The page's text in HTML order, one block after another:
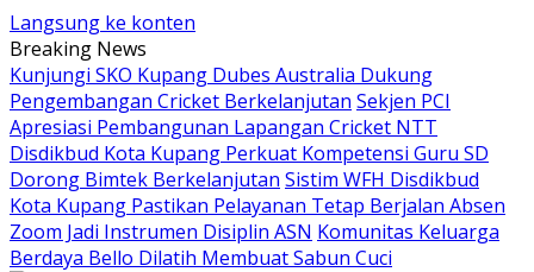
Langsung ke konten
Breaking News
Kunjungi SKO Kupang Dubes Australia Dukung
Pengembangan Cricket Berkelanjutan Sekjen PCI
Apresiasi Pembangunan Lapangan Cricket NTT
Disdikbud Kota Kupang Perkuat Kompetensi Guru SD
Dorong Bimtek Berkelanjutan Sistim WFH Disdikbud
Kota Kupang Pastikan Pelayanan Tetap Berjalan Absen
Zoom Jadi Instrumen Disiplin ASN Komunitas Keluarga
Berdaya Bello Dilatih Membuat Sabun Cuci